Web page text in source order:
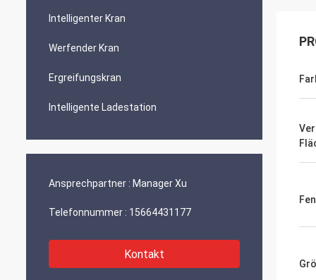
Intelligenter Kran
Werfender Kran
Ergreifungskran
Intelligente Ladestation
Ansprechpartner : Manager Xu
Telefonnummer : 15664431177
Kontakt